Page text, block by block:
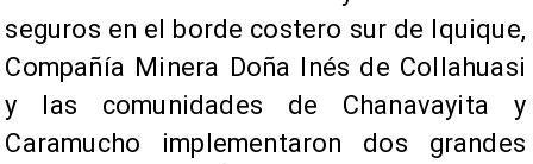
seguros en el borde costero sur de Iquique,
Compañía Minera Doña Inés de Collahuasi
y las comunidades de Chanavayita y
Caramucho implementaron dos grandes